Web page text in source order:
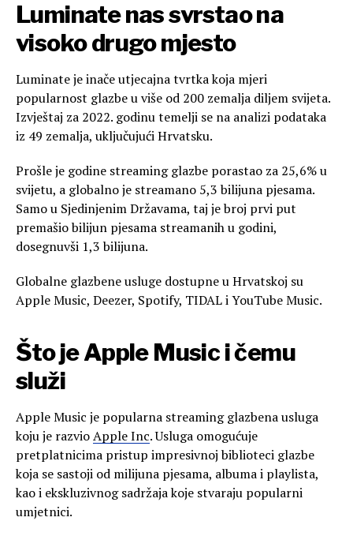
Luminate nas svrstao na
visoko drugo mjesto
Luminate je inače utjecajna tvrtka koja mjeri
popularnost glazbe u više od 200 zemalja diljem svijeta.
Izvještaj za 2022. godinu temelji se na analizi podataka
iz 49 zemalja, uključujući Hrvatsku.
Prošle je godine streaming glazbe porastao za 25,6% u
svijetu, a globalno je streamano 5,3 bilijuna pjesama.
Samo u Sjedinjenim Državama, taj je broj prvi put
premašio bilijun pjesama streamanih u godini,
dosegnuvši 1,3 bilijuna.
Globalne glazbene usluge dostupne u Hrvatskoj su
Apple Music, Deezer, Spotify, TIDAL i YouTube Music.
Što je Apple Music i čemu
služi
Apple Music je popularna streaming glazbena usluga
koju je razvioApple Inc. Usluga omogućuje
pretplatnicima pristup impresivnoj biblioteci glazbe
koja se sastoji od milijuna pjesama, albuma i playlista,
kao i ekskluzivnog sadržaja koje stvaraju popularni
umjetnici.